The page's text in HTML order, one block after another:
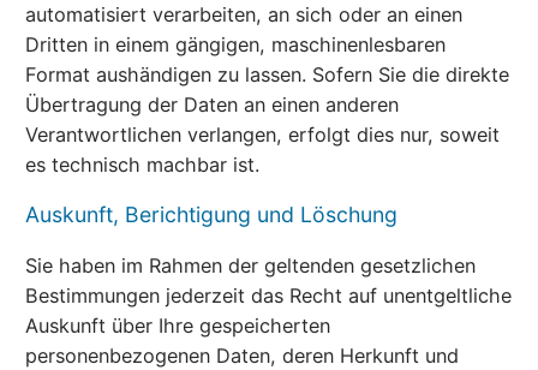
automatisiert verarbeiten, an sich oder an einen
Dritten in einem gängigen, maschinenlesbaren
Format aushändigen zu lassen. Sofern Sie die direkte
Übertragung der Daten an einen anderen
Verantwortlichen verlangen, erfolgt dies nur, soweit
es technisch machbar ist.
Auskunft, Berichtigung und Löschung
Sie haben im Rahmen der geltenden gesetzlichen
Bestimmungen jederzeit das Recht auf unentgeltliche
Auskunft über Ihre gespeicherten
personenbezogenen Daten, deren Herkunft und